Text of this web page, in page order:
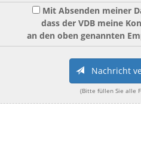
Mit Absenden meiner
dass der VDB meine
an den oben genannten
Nachricht
(Bitte füllen Sie alle